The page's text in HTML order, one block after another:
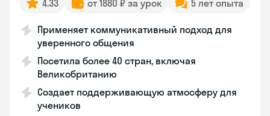
4.33 от 1880 ₽ за урок 5 лет опыта
Применяет коммуникативный подход для
уверенного общения
Посетила более 40 стран, включая
Великобританию
Создает поддерживающую атмосферу для
учеников